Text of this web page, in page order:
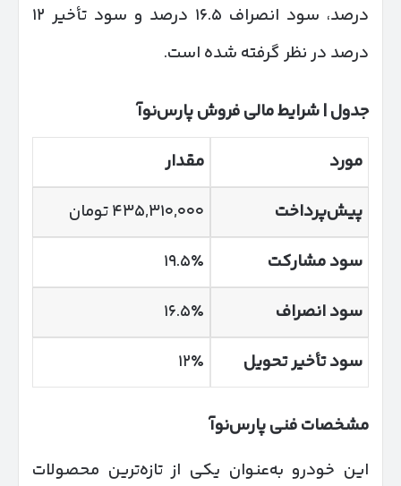
درصد، سود انصراف ۱۶.۵ درصد و سود تأخیر ۱۲
درصد در نظر گرفته شده است.
جدول | شرایط مالی فروش پارس‌نوآ
مورد
مقدار
پیش‌پرداخت
۴۳۵,۳۱۰,۰۰۰ تومان
سود مشارکت
۱۹.۵٪
سود انصراف
۱۶.۵٪
سود تأخیر تحویل
۱۲٪
مشخصات فنی پارس‌نوآ
این خودرو به‌عنوان یکی از تازه‌ترین محصولات